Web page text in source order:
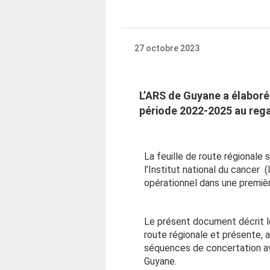
27 octobre 2023
L’ARS de Guyane a
période 2022-2025 au
La feuille de route régionale
l’Institut national du cancer
opérationnel dans une
Le présent document décrit
route régionale et présente,
séquences de concertation
Guyane.